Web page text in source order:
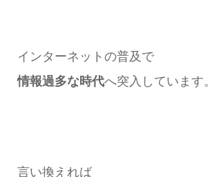
インターネットの普及で
情報過多な時代へ突入しています。
言い換えれば